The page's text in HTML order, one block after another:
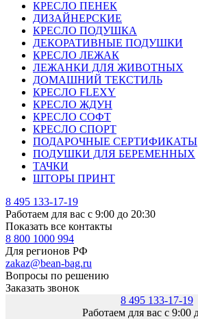
КРЕСЛО ПЕНЕК
ДИЗАЙНЕРСКИЕ
КРЕСЛО ПОДУШКА
ДЕКОРАТИВНЫЕ ПОДУШКИ
КРЕСЛО ЛЕЖАК
ЛЕЖАНКИ ДЛЯ ЖИВОТНЫХ
ДОМАШНИЙ ТЕКСТИЛЬ
КРЕСЛО FLEXY
КРЕСЛО ЖДУН
КРЕСЛО СОФТ
КРЕСЛО СПОРТ
ПОДАРОЧНЫЕ СЕРТИФИКАТЫ
ПОДУШКИ ДЛЯ БЕРЕМЕННЫХ
ТАЧКИ
ШТОРЫ ПРИНТ
8 495 133-17-19
Работаем для вас с 9:00 до 20:30
Показать все контакты
8 800 1000 994
Для регионов РФ
zakaz@bean-bag.ru
Вопросы по решению
Заказать звонок
8 495 133-17-19
Работаем для вас с 9:00